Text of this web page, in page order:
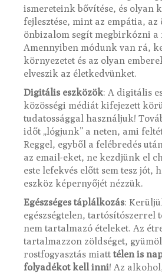
ismereteink bővítése, és olyan
fejlesztése, mint az empátia, az
önbizalom segít megbirkózni a
Amennyiben módunk van rá,
környezetet és az olyan
elveszik az életkedvünket.
Digitális eszközök: A digitális
közösségi médiát kifejezett
tudatossággal használjuk!
időt „lógjunk” a neten, ami
Reggel, egyből a felébredés
az email-eket, ne kezdjünk el
este lefekvés előtt sem tesz jót,
eszköz képernyőjét nézzük.
Egészséges táplálkozás:
egészségtelen, tartósítószerrel
nem tartalmazó ételeket. Az
tartalmazzon zöldséget,
rostfogyasztás miatt télen is
folyadékot kell inni! Az